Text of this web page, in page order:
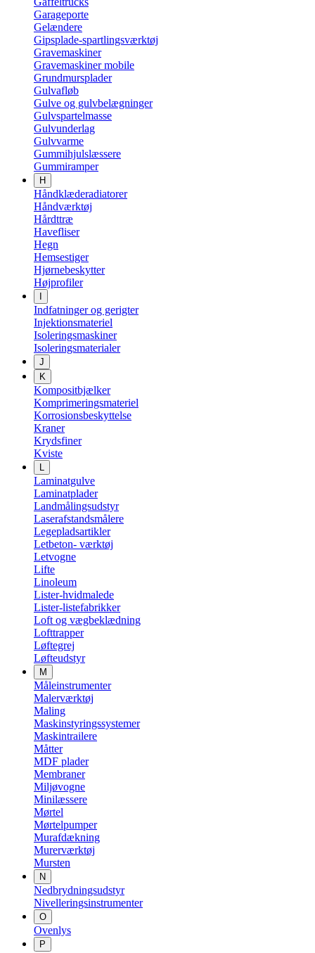
Garageporte
Gelændere
Gipsplade-spartlingsværktøj
Gravemaskiner
Gravemaskiner mobile
Grundmursplader
Gulvafløb
Gulve og gulvbelægninger
Gulvspartelmasse
Gulvunderlag
Gulvvarme
Gummihjulslæssere
Gummiramper
H
Håndklæderadiatorer
Håndværktøj
Hårdttræ
Havefliser
Hegn
Hemsestiger
Hjørnebeskytter
Højprofiler
Indfatninger og gerigter
Injektionsmateriel
Isoleringsmaskiner
Isoleringsmaterialer
J
K
Kompositbjælker
Komprimeringsmateriel
Korrosionsbeskyttelse
Kraner
Krydsfiner
Kviste
L
Laminatgulve
Laminatplader
Landmålingsudstyr
Laserafstandsmålere
Legepladsartikler
Letbeton- værktøj
Letvogne
Lifte
Linoleum
Lister-hvidmalede
Lister-listefabrikker
Loft og vægbeklædning
Lofttrapper
Løftegrej
Løfteudstyr
M
Måleinstrumenter
Malerværktøj
Maling
Maskinstyringssystemer
Maskintrailere
Måtter
MDF plader
Membraner
Miljøvogne
Minilæssere
Mørtel
Mørtelpumper
Murafdækning
Murerværktøj
Mursten
N
Nedbrydningsudstyr
Nivelleringsinstrumenter
O
Ovenlys
P